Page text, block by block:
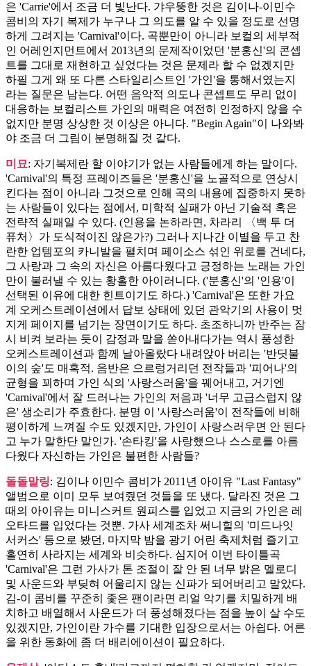
은 'Carrie'에서 조금 더 빛난다. 갸우뚱한 것은 김이나-이민수
콤비의 자기 복제가 누구나 그 의도를 알 수 있을 정도로 선명
하게 그려지는 'Carnival'이다. 곡뿐만이 아니라 보컬의 세부적
인 어레인지먼트에서 2013년의 문제작이었던 '분홍신'의 콘셉
트를 그대로 재현하고 싶었다는 것은 문제라 할 수 없겠지만
하필 그게 왜 또 다른 스타일리스트인 '가인'을 통해서였는지
라는 질문은 남는다. 어떤 음악적 의도나 콘셉트도 무리 없이
대응하는 보컬리스트 가인의 매력은 여전히 인정하지 않을 수
없지만 분명 상상한 것 이상은 아니다. "Begin Again"이 나와봐
야 조금 더 그림이 분명해질 것 같다.
미묘: 자기복제란 할 이야기가 없는 사람들에게 하는 말이다.
'Carnival'의 특정 프레이즈들은 '분홍신'을 노골적으로 연상시
킨다는 점이 아니라 그것으로 인해 곡의 내용에 집중하지 못하
는 사람들이 있다는 점에서, 미학적 실패가 아닌 기술적 혹은
전략적 실패일 수 있다. (인용을 논하라면, 차라리 〈백 투 더
퓨처〉가 도식적이진 않은가?) 그러나 지나간 이별을 두고 찬
란한 업템포의 카니발을 펼치며 페이소스 섞인 위로를 건네다,
그 사랑과 그 속의 자신은 아름다웠다고 긍정하는 노래는 가인
만이 불러낼 수 있는 황홀한 아이러니다. ('분홍신'의 '인용'이
선택된 이유에 대한 힌트이기도 하다.) 'Carnival'은 또한 가요
계 오케스트레이션에서 답보 상태에 있던 관악기의 사용이 멋
지게 페이지를 넘기는 장면이기도 하다. 초조하니까 반주는 잠
시 비켜 보라는 듯이 감정과 말을 쏟아내다가는 역시 풍성한
오케스트레이션과 함께 날아올랐다 내려앉아 버리는 '반딧불
이의 숲'도 매혹적. 음반은 으르렁거리던 전작들과 '피어나'의
균형을 꾀하며 가인 식의 '사랑스러움'을 꿰어내고, 거기엔
'Carnival'에서 잘 드러나는 가인의 저음과 '너무 고급스럽지 않
은' 생소리가 주효한다. 분명 이 '사랑스러움'이 전작들에 비해
평이하게 느껴질 수도 있겠지만, 가인이 사랑스러우면 안 된다
고 누가 말한단 말인가. '손타킹'을 사랑했으나 스스로를 아름
다웠다 자신하는 가인은 불편한 사람들?
돌돌말링: 김이나 이민수 콤비가 2011년 아이유 "Last Fantasy"
앨범으로 이미 모두 보여줬던 것들을 또 냈다. 달라진 것은 그
때의 아이유는 미니스커트 원피스를 입었고 지금의 가인은 레
오타드를 입었다는 것뿐. 가사 세계조차 써니힐의 '미드나잇
서커스' 등으로 봤던, 마지막 밤을 광기 어린 축제처럼 즐기고
홀연히 사라지는 세계와 비슷하다. 심지어 이번 타이틀곡
'Carnival'은 그런 가사가 톤 조절이 잘 안 된 너무 밝은 멜로디
및 사운드와 부딪혀 어울리지 않는 신파가 되어버리고 말았다.
김-이 콤비를 꾸준히 좇은 팬이라면 리얼 악기를 치밀하게 배
치하고 배열해서 사운드가 더 풍성해졌다는 점을 높이 살 수도
있겠지만, 가인이란 가수를 기대한 입장으로서는 아쉽다. 어른
을 위한 동화에 좀 더 배리에이션이 필요하다.